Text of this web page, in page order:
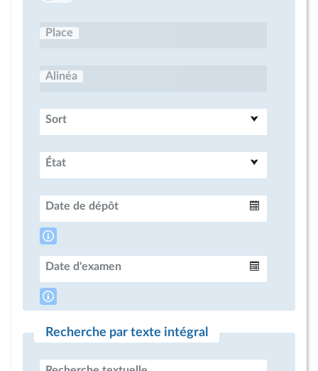
Place
Alinéa
Sort
État
Date de dépôt
Date d'examen
Recherche par texte intégral